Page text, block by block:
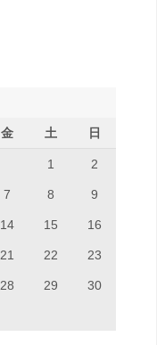
金 土 日
1 2
7 8 9
14 15 16
21 22 23
28 29 30